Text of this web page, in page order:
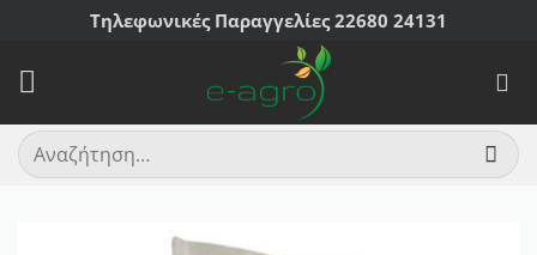
Μετάβαση
περιεχόμενο
Τηλεφωνικές Παραγγελίες 22680 24131
Αναζήτηση
για: